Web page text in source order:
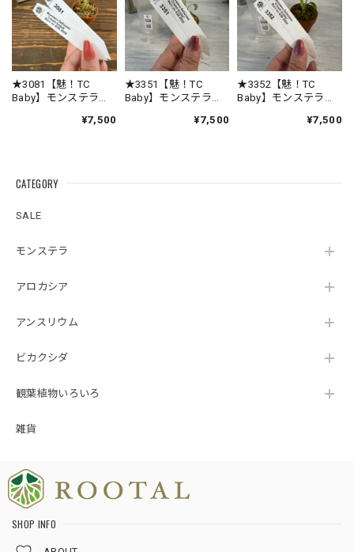
暑い時期を考慮して断熱シート&保冷剤の酷暑対策が植物に
優しい素晴らしい配慮だと思いました😊植物の品質が良いの
は言うまでもありませんが、梱包の丁寧さに感動しました🥹
またお世話なる事間違い無しです🩵
この度は心温まるレビューをいただき、誠にあ
めてまいりますので、今後ともROOTALをどう
梱包が、ホントに丁寧です。植物の為になる工夫をされてま
した。
がとうございます🌿 TC Babyは小さな苗だから
★3081【魅！TC
Baby】モンステラ
ームブリュレTC Baby
¥7,500
★3351【魅！TC
Baby】モンステラ
ームブリュレTC Baby
¥7,500
★3352【魅！TC
Baby】モンステラ
ームブリュレTC Baby
¥7,500
CATEGORY
SALE
モンステラ
アロカシア
アンスリウム
ビカクシダ
観葉植物いろいろ
雑貨
SHOP INFO